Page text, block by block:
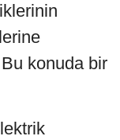
konuda bir